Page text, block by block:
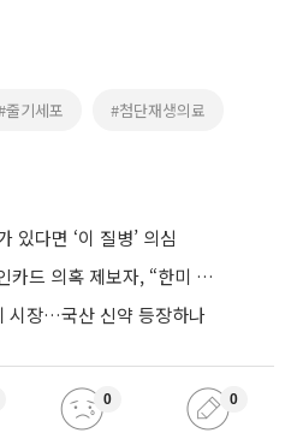
줄기세포 #첨단재생의료
있다면 ‘이 질병’ 의심
한미약품 송영숙 회장 법인카드 의혹 제보자, “한미 잘 되기 바라는 마음”
시장…국산 신약 등장하나
0 0